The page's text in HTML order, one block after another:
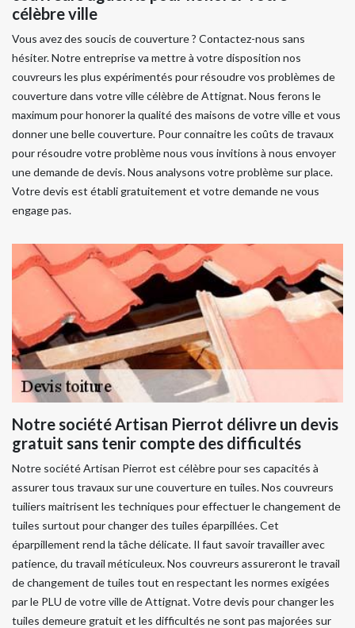
célèbre ville
Vous avez des soucis de couverture ? Contactez-nous sans
hésiter. Notre entreprise va mettre à votre disposition nos
couvreurs les plus expérimentés pour résoudre vos problèmes de
couverture dans votre ville célèbre de Attignat. Nous ferons le
maximum pour honorer la qualité des maisons de votre ville et vous
donner une belle couverture. Pour connaitre les coûts de travaux
pour résoudre votre problème nous vous invitions à nous envoyer
une demande de devis. Nous analysons votre problème sur place.
Votre devis est établi gratuitement et votre demande ne vous
engage pas.
Notre société Artisan Pierrot délivre un devis
gratuit sans tenir compte des difficultés
Notre société Artisan Pierrot est célèbre pour ses capacités à
assurer tous travaux sur une couverture en tuiles. Nos couvreurs
tuiliers maitrisent les techniques pour effectuer le changement de
tuiles surtout pour changer des tuiles éparpillées. Cet
éparpillement rend la tâche délicate. Il faut savoir travailler avec
patience, du travail méticuleux. Nos couvreurs assureront le travail
de changement de tuiles tout en respectant les normes exigées
par le PLU de votre ville de Attignat. Votre devis pour changer les
tuiles demeure gratuit et les difficultés ne sont pas majorées sur